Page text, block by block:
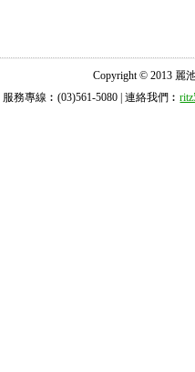
Copyright © 2013 麗
服務專線︰(03)561-5080 | 連絡我們︰